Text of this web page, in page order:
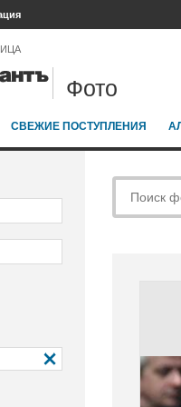
Фото
СВЕЖИЕ ПОСТУПЛЕНИЯ